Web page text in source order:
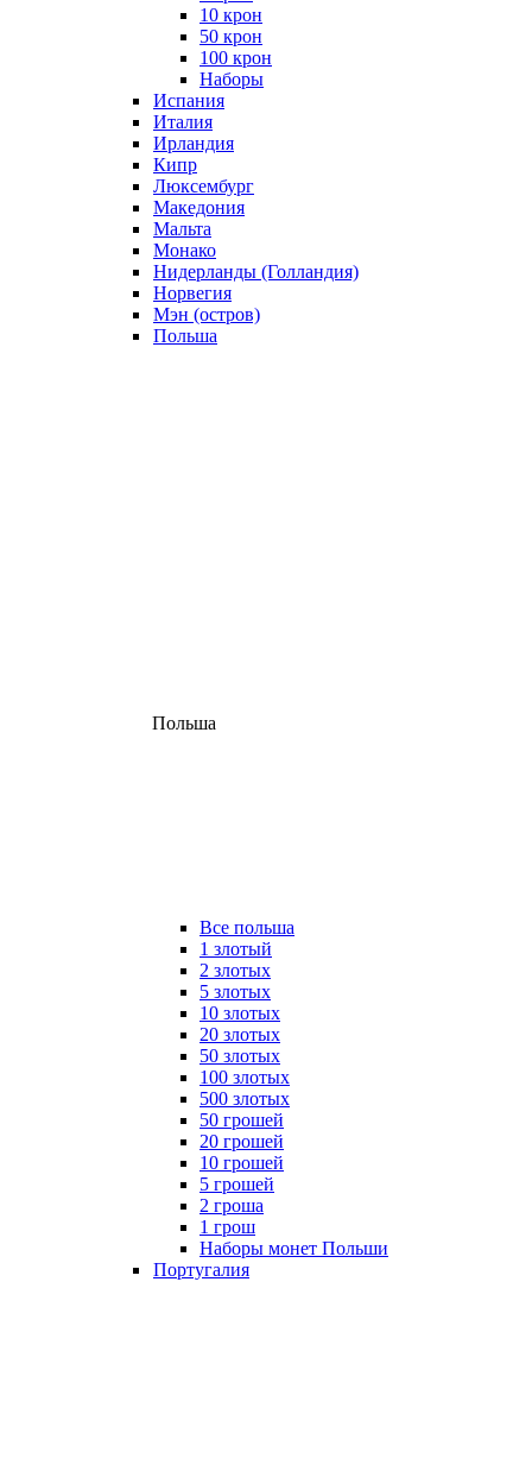
10 крон
50 крон
100 крон
Наборы
Испания
Италия
Ирландия
Кипр
Люксембург
Македония
Мальта
Монако
Нидерланды (Голландия)
Норвегия
Мэн (остров)
Польша
Польша
Все польша
1 злотый
2 злотых
5 злотых
10 злотых
20 злотых
50 злотых
100 злотых
500 злотых
50 грошей
20 грошей
10 грошей
5 грошей
2 гроша
1 грош
Наборы монет Польши
Португалия